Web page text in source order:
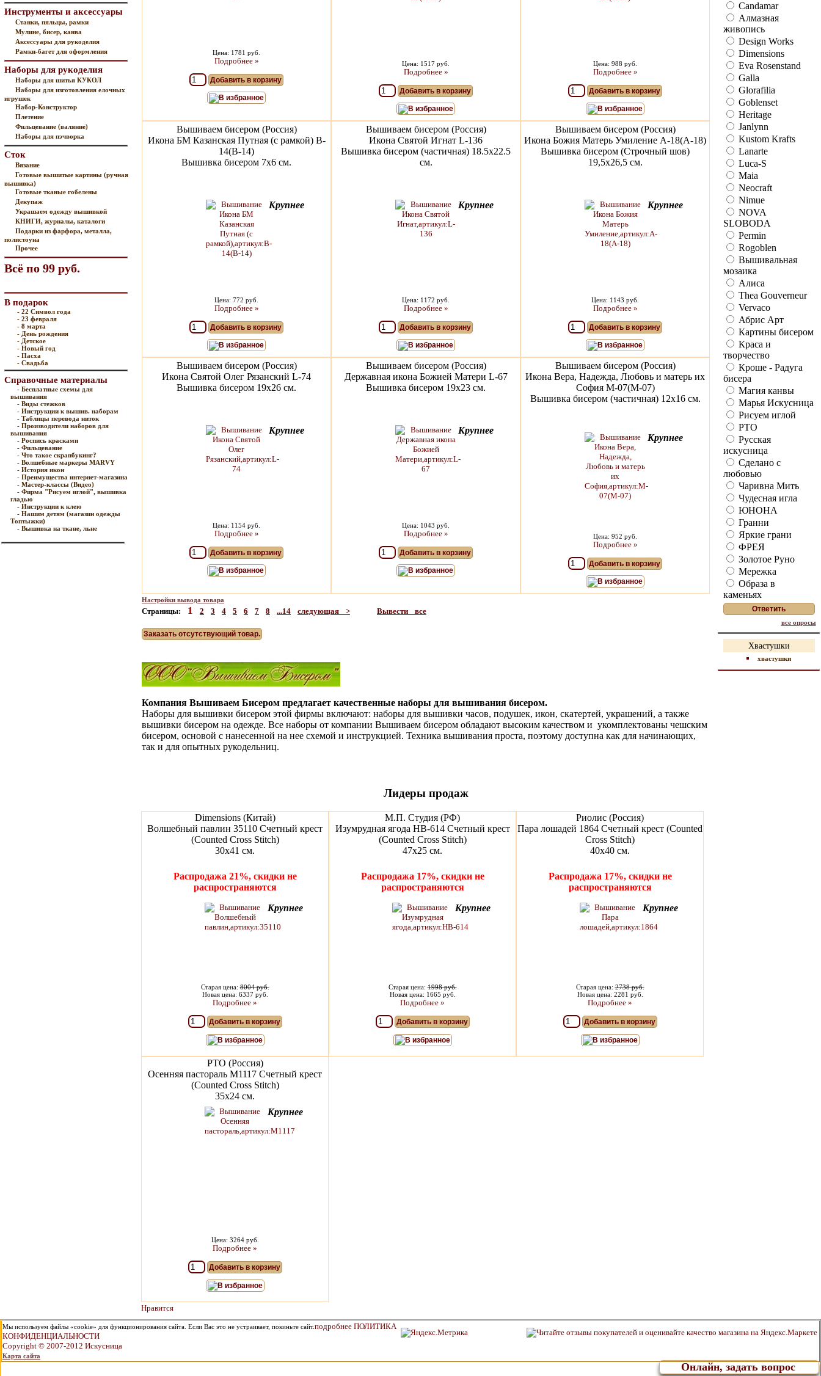
Онлайн, задать вопрос
Инструменты и аксессуары
Станки, пяльцы, рамки
Мулине, бисер, канва
Аксессуары для рукоделия
Рамки-багет для оформления
Наборы для рукоделия
Наборы для шитья КУКОЛ
Наборы для изготовления елочных
игрушек
Набор-Конструктор
Плетение
Фильцевание (валяние)
Наборы для пэчворка
Сток
Вязание
Готовые вышитые картины (ручная
вышивка)
Готовые тканые гобелены
Декупаж
Украшаем одежду вышивкой
КНИГИ, журналы, каталоги
Подарки из фарфора, металла,
полистоуна
Прочее
Всё по 99 руб.
В подарок
- 22 Символ года
- 23 февраля
- 8 марта
- День рождения
- Детское
- Новый год
- Пасха
- Свадьба
Справочные материалы
- Бесплатные схемы для
вышивания
- Виды стежков
- Инструкции к вышив. наборам
- Таблицы перевода ниток
- Производители наборов для
вышивания
- Роспись красками
- Фильцевание
- Что такое скрапбукинг?
- Волшебные маркеры MARVY
- История икон
- Преимущества интернет-магазина
- Мастер-классы (Видео)
- Фирма "Рисуем иглой", вышивка
гладью
- Инструкции к клею
- Нашим детям (магазин одежды
Топтыжки)
- Вышивка на ткане, льне
Цена: 1781 руб.
Подробнее »
Добавить в корзину
В избранное
Цена: 1517 руб.
Подробнее »
Добавить в корзину
В избранное
Цена: 988 руб.
Подробнее »
Добавить в корзину
В избранное
Вышиваем бисером (Россия)
Икона БМ Казанская Путная (с рамкой) B-
14(В-14)
Вышивка бисером 7х6 см.
Крупнее
Цена: 772 руб.
Подробнее »
Добавить в корзину
В избранное
Вышиваем бисером (Россия)
Икона Святой Игнат L-136
Вышивка бисером (частичная) 18.5x22.5
см.
Крупнее
Цена: 1172 руб.
Подробнее »
Добавить в корзину
В избранное
Вышиваем бисером (Россия)
Икона Божия Матерь Умиление A-18(А-18)
Вышивка бисером (Строчный шов)
19,5x26,5 см.
Крупнее
Цена: 1143 руб.
Подробнее »
Добавить в корзину
В избранное
Вышиваем бисером (Россия)
Икона Святой Олег Рязанский L-74
Вышивка бисером 19х26 см.
Крупнее
Цена: 1154 руб.
Подробнее »
Добавить в корзину
В избранное
Вышиваем бисером (Россия)
Державная икона Божией Матери L-67
Вышивка бисером 19х23 см.
Крупнее
Цена: 1043 руб.
Подробнее »
Добавить в корзину
В избранное
Вышиваем бисером (Россия)
Икона Вера, Надежда, Любовь и матерь их
София M-07(М-07)
Вышивка бисером (частичная) 12x16 см.
Крупнее
Цена: 952 руб.
Подробнее »
Добавить в корзину
В избранное
Настройки вывода товара
Страницы: 1 2 3 4 5 6 7 8 ...14 следующая > Вывести все
Заказать отсутствующий товар.
Компания Вышиваем Бисером предлагает качественные наборы для вышивания бисером.
Наборы для вышивки бисером этой фирмы включают: наборы для вышивки часов, подушек, икон, скатертей, украшений, а также
вышивки бисером на одежде. Все наборы от компании Вышиваем бисером обладают высоким качеством и укомплектованы чешским
бисером, основой с нанесенной на нее схемой и инструкцией. Техника вышивания проста, поэтому доступна как для начинающих,
так и для опытных рукодельниц.
Лидеры продаж
Dimensions (Китай)
Волшебный павлин 35110 Счетный крест
(Counted Cross Stitch)
30x41 см.
Распродажа 21%, скидки не
распространяются
Крупнее
Старая цена:8004 руб.
Новая цена: 6337 руб.
Подробнее »
Добавить в корзину
В избранное
М.П. Студия (РФ)
Изумрудная ягода НВ-614 Счетный крест
(Counted Cross Stitch)
47х25 см.
Распродажа 17%, скидки не
распространяются
Крупнее
Старая цена:1998 руб.
Новая цена: 1665 руб.
Подробнее »
Добавить в корзину
В избранное
Риолис (Россия)
Пара лошадей 1864 Счетный крест (Counted
Cross Stitch)
40х40 см.
Распродажа 17%, скидки не
распространяются
Крупнее
Старая цена:2738 руб.
Новая цена: 2281 руб.
Подробнее »
Добавить в корзину
В избранное
РТО (Россия)
Осенняя пастораль M1117 Счетный крест
(Counted Cross Stitch)
35х24 см.
Крупнее
Цена: 3264 руб.
Подробнее »
Добавить в корзину
В избранное
Нравится
Candamar
Алмазная
живопись
Design Works
Dimensions
Eva Rosenstand
Galla
Glorafilia
Goblenset
Heritage
Janlynn
Kustom Krafts
Lanarte
Luca-S
Maia
Neocraft
Nimue
NOVA
SLOBODA
Permin
Rogoblen
Вышивальная
мозаика
Алиса
Thea Gouverneur
Vervaco
Абрис Арт
Картины бисером
Краса и
творчество
Кроше - Радуга
бисера
Магия канвы
Марья Искусница
Рисуем иглой
РТО
Русская
искусница
Сделано с
любовью
Чаривна Мить
Чудесная игла
ЮНОНА
Гранни
Яркие грани
ФРЕЯ
Золотое Руно
Мережка
Образа в
каменьях
все опросы
Хвастушки
хвастушки
Мы используем файлы «cookie» для функционирования сайта. Если Вас это не устраивает, покиньте сайт.подробнее ПОЛИТИКА
КОНФИДЕНЦИАЛЬНОСТИ
Copyright © 2007-2012 Искусница
Карта сайта